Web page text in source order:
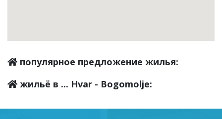
популярное предложение жилья:
жильё в ... Hvar - Bogomolje: